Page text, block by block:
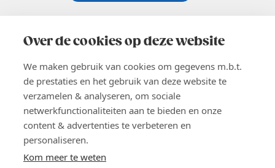
Over de cookies op deze website
We maken gebruik van cookies om gegevens m.b.t.
de prestaties en het gebruik van deze website te
verzamelen & analyseren, om sociale
netwerkfunctionaliteiten aan te bieden en onze
content & advertenties te verbeteren en
personaliseren.
Kom meer te weten
02 229 81 11
EN